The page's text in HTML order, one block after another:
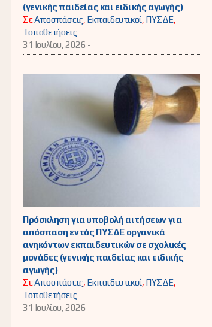
(γενικής παιδείας και ειδικής αγωγής)
ΣεΑποσπάσεις, Εκπαιδευτικοί, ΠΥΣΔΕ,
Τοποθετήσεις
31 Ιουλίου, 2026 -
Πρόσκληση για υποβολή αιτήσεων για
απόσπαση εντός ΠΥΣΔΕ οργανικά
ανηκόντων εκπαιδευτικών σε σχολικές
μονάδες (γενικής παιδείας και ειδικής
αγωγής)
ΣεΑποσπάσεις, Εκπαιδευτικοί, ΠΥΣΔΕ,
Τοποθετήσεις
31 Ιουλίου, 2026 -